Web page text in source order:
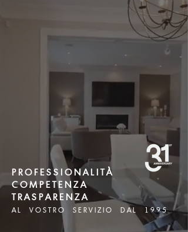
P R O F E S S I O N A L I T À
C O M P E T E N Z A
T R A S P A R E N Z A
A L V O S T R O S E R V I Z I O D A L 1 9 9 5